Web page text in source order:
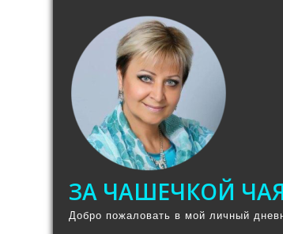
содержимому
ЗА ЧАШЕЧКОЙ
Добро пожаловать в мой личный